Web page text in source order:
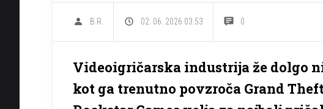
B.R. 02. 06. 2026 03.53 0
Videoigričarska industrija že dolgo
kot ga trenutno povzroča Grand